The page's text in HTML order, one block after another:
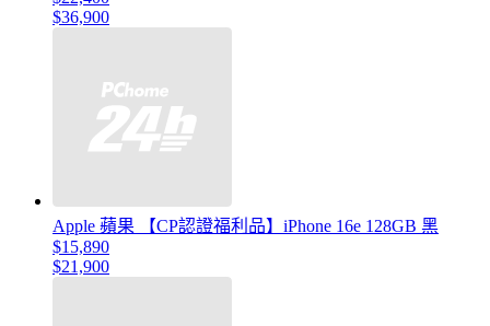
$36,900
Apple 蘋果 【CP認證福利品】iPhone 16e 128GB 黑
$15,890
$21,900